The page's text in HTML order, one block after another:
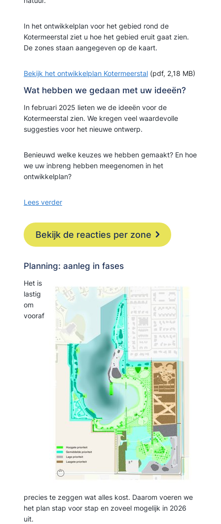
In het ontwikkelplan voor het gebied rond de
Kotermeerstal ziet u hoe het gebied eruit gaat zien.
De zones staan aangegeven op de kaart.
Bekijk het ontwikkelplan Kotermeerstal (pdf, 2,18 MB)
Wat hebben we gedaan met uw ideeën?
In februari 2025 lieten we de ideeën voor de
Kotermeerstal zien. We kregen veel waardevolle
suggesties voor het nieuwe ontwerp.
Benieuwd welke keuzes we hebben gemaakt? En hoe
we uw inbreng hebben meegenomen in het
ontwikkelplan?
Lees verder
Bekijk de reacties per zone
Planning: aanleg in fases
Het is
lastig
om
vooraf
precies te zeggen wat alles kost. Daarom voeren we
het plan stap voor stap en zoveel mogelijk in 2026
uit.